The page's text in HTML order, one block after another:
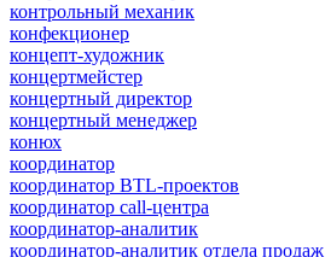
контрольный механик
конфекционер
концепт-художник
концертмейстер
концертный директор
концертный менеджер
конюх
координатор
координатор BTL-проектов
координатор call-центра
координатор-аналитик
координатор-аналитик отдела продаж